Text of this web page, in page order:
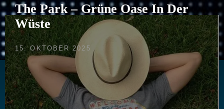
The Park – Grüne Oase In Der
Wüste
POSTED
ON
15. OKTOBER 2025